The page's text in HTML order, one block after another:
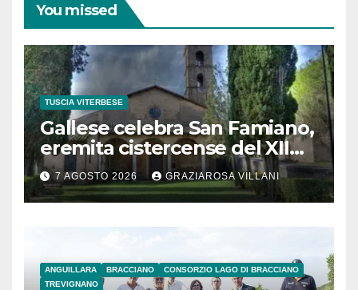
You missed
TUSCIA VITERBESE
Gallese celebra San Famiano,
eremita cistercense del XII
secolo
7 AGOSTO 2026 GRAZIAROSA VILLANI
ANGUILLARA BRACCIANO
CONSORZIO LAGO DI BRACCIANO
TREVIGNANO